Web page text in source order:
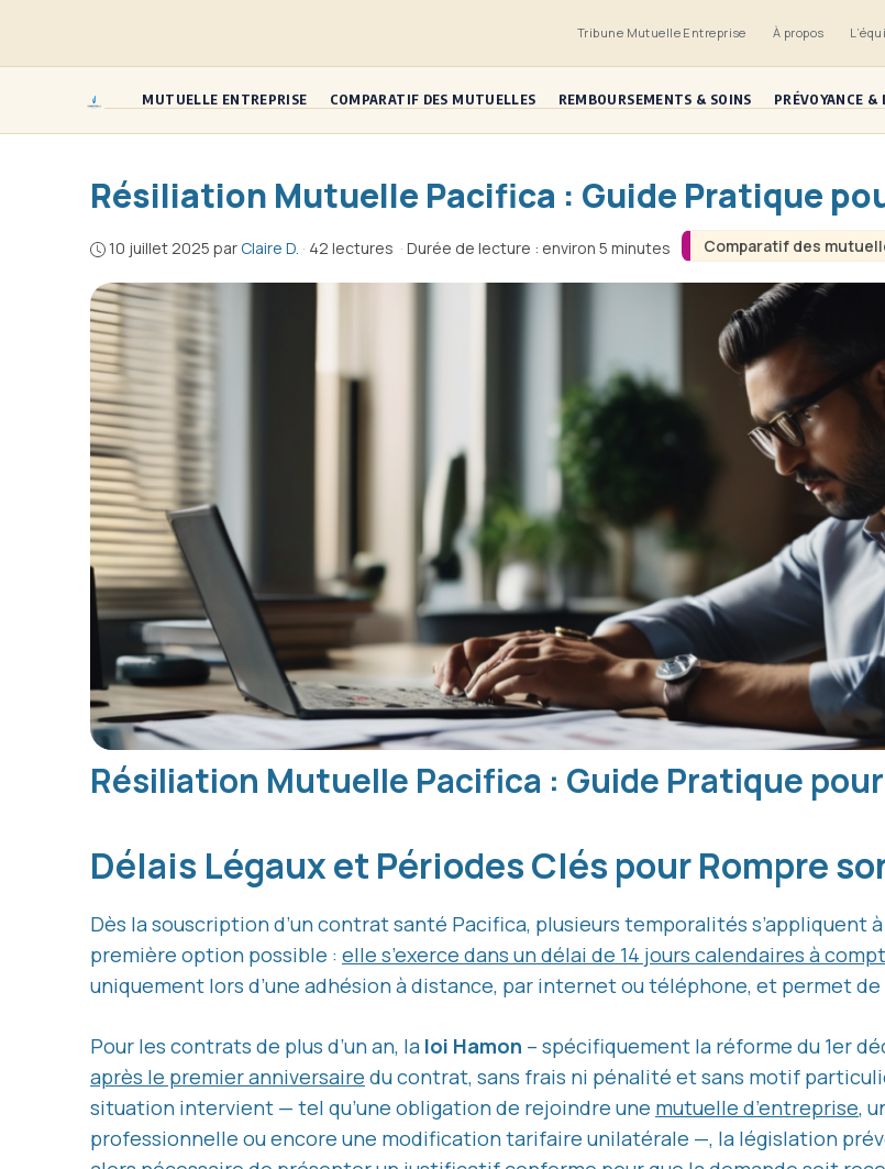
contenu
Tribune Mutuelle Entreprise À propos
MUTUELLE ENTREPRISE COMPARATIF DES MUTUELLES REMBOURSEMENTS & SOINS PRÉVOYANCE &
Comparatif des
Résiliation Mutuelle Pacifica : Guide Pratique
10 juillet 2025 par Claire D. · 42 lectures · Durée de lecture : environ 5 minutes
Résiliation Mutuelle Pacifica : Guide Pratique
Délais Légaux et Périodes Clés pour Rompre
Dès la souscription d’un contrat santé Pacifica, plusieurs temporalités s’appliquent
première option possible : elle s’exerce dans un délai de 14 jours calendaires à
uniquement lors d’une adhésion à distance, par internet ou téléphone, et permet
Pour les contrats de plus d’un an, la loi Hamon – spécifiquement la réforme du 1er
après le premier anniversaire du contrat, sans frais ni pénalité et sans motif
situation intervient — tel qu’une obligation de rejoindre une mutuelle d’entreprise,
professionnelle ou encore une modification tarifaire unilatérale —, la législation